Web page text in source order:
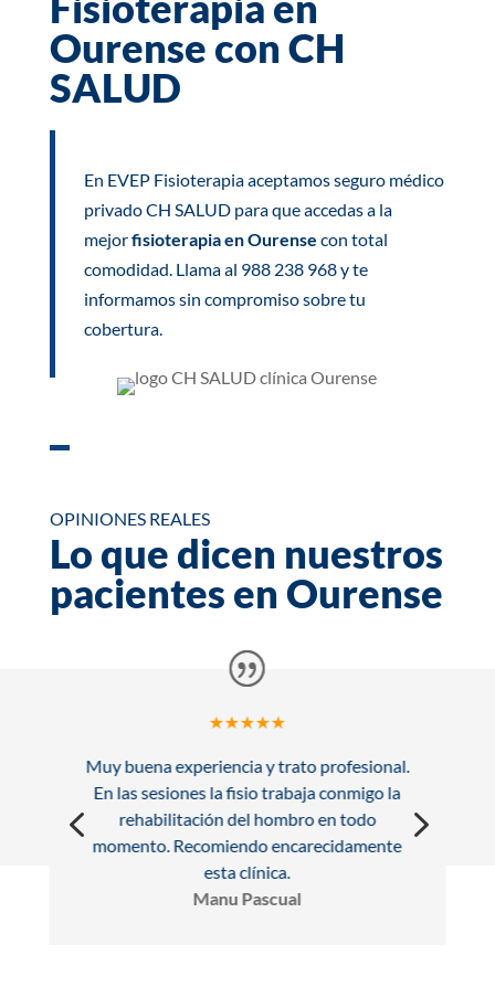
Ourense con CH
SALUD
En EVEP Fisioterapia aceptamos seguro médico
privado CH SALUD para que accedas a la
mejorfisioterapia en Ourense con total
comodidad. Llama al 988 238 968y te
informamos sin compromiso sobre tu
cobertura.
OPINIONES REALES
Lo que dicen nuestros
pacientes en Ourense
★★★★★
Muy buena experiencia y trato profesional.
En las sesiones la fisio trabaja conmigo la
rehabilitación del hombro en todo
momento. Recomiendo encarecidamente
esta clínica.
Manu Pascual
4 5